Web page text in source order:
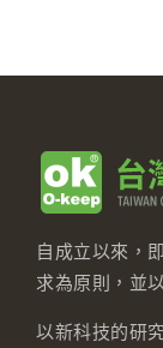
自成立以來，
求為原則，並
以新科技的研